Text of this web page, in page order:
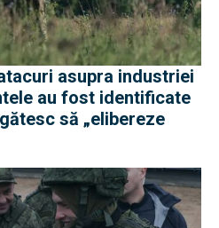
asupra industriei
au fost identificate
să „elibereze